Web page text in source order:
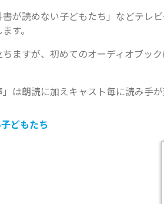
書が読めない子どもたち」などテレ
す。
ますが、初めてのオーディオブッ
は朗読に加えキャスト毎に読み手
どもたち